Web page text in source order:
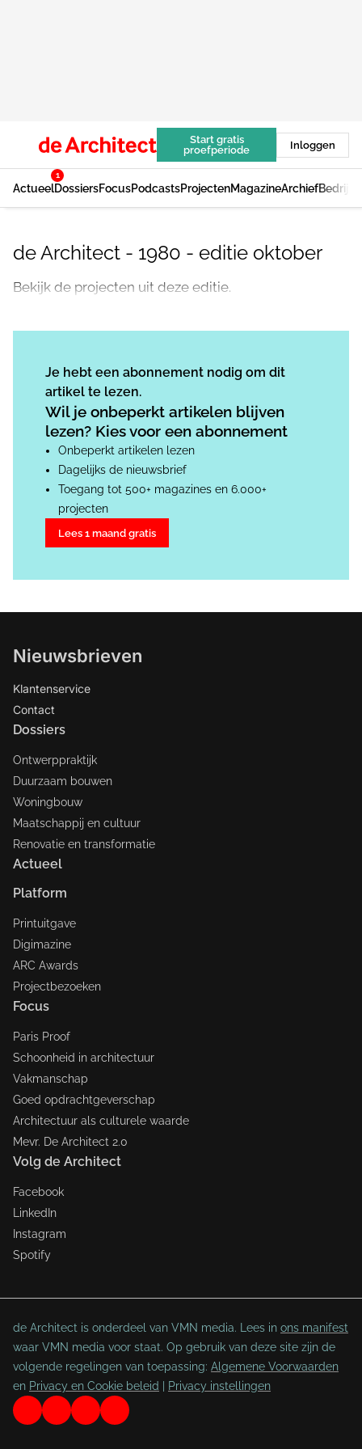
Start gratis
proefperiode
Inloggen
Actueel
1
DossiersFocusPodcastsProjectenMagazineArchief
de Architect - 1980 - editie oktober
Bekijk de projecten uit deze editie.
Je hebt een abonnement nodig om dit
artikel te lezen.
Wil je onbeperkt artikelen blijven
lezen? Kies voor een abonnement
Onbeperkt artikelen lezen
Dagelijks de nieuwsbrief
Toegang tot 500+ magazines en 6.000+
projecten
Lees 1 maand gratis
Nieuwsbrieven
Klantenservice
Contact
Dossiers
Ontwerppraktijk
Duurzaam bouwen
Woningbouw
Maatschappij en cultuur
Renovatie en transformatie
Actueel
Platform
Printuitgave
Digimazine
ARC Awards
Projectbezoeken
Focus
Paris Proof
Schoonheid in architectuur
Vakmanschap
Goed opdrachtgeverschap
Architectuur als culturele waarde
Mevr. De Architect 2.0
Volg de Architect
Facebook
LinkedIn
Instagram
Spotify
de Architect is onderdeel van VMN media. Lees in ons manifest
waar VMN media voor staat. Op gebruik van deze site zijn de
volgende regelingen van toepassing: Algemene Voorwaarden
en Privacy en Cookie beleid Privacy instellingen